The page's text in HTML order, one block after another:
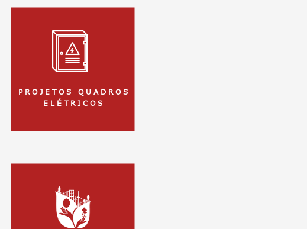
P R O J E T O S Q U A D R O S
E L É T R I C O S